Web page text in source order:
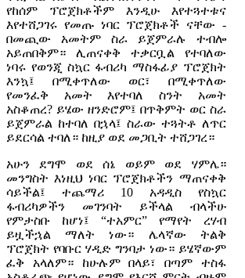
የከሰም ፕሮጀክቶችም እንዲሁ እየተጓተቱና
እየተሸጋገሩ የመጡ ነባር ፕሮጀክቶች ናቸው -
በመጪው አመትም ስራ ይጀምራሉ ተብሎ
አይጠበቅም። ሊጠናቀቅ ተቃርቧል የተባለው
ነባሩ የወንጂ ስኳር ፋብሪካ ማስፋፊያ ፕሮጀክት
እንኳ፤ በሚቀጥለው ወር፣ በሚቀጥለው
የመንፈቅ አመት እየተባለ ስንት አመት
አስቆጠረ? ይሄው ዘንድሮም፤ በጥቅምት ወር ስራ
ይጀምራል ከተባለ በኋላ፤ ስራው ተጓትቶ ለጥር
ይደርሳል ተባለ። ከዚያ ወደ መጋቢት ተሸጋገረ።
አሁን ደግሞ ወደ ሰኔ ወይም ወደ ሃምሌ።
መንግስት እነዚህ ነባር ፕሮጀክቶችን ማጠናቀቅ
ሳይችል፤ ተጨማሪ 10 አዳዲስ የስኳር
ፋብሪካዎችን መገንባት ይችላል ብላችሁ
የምታስቡ ከሆነ፤ “ተአምር” የማየት ረሃብ
ይዟችኋል ማለት ነው። ሌላኛው ትልቅ
ፕሮጀክት የባቡር ሃዲድ ግንባታ ነው። ይሄኛውም
ፈቅ አላለም። ከሁሉም በላይ፣ በጣም ተስፋ